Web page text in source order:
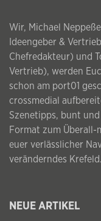
Wir, Michael
Ideengeber &
Chefredakteur) und
Vertrieb), werden
schon am port01
crossmedial
Szenetipps, bunt
Format zum Überall-
euer verlässlicher
veränderndes Krefeld.
NEUE ARTIKEL